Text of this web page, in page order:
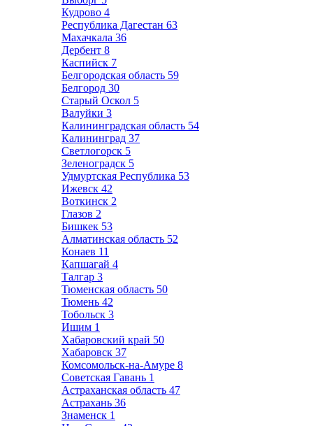
Кудрово 4
Республика Дагестан 63
Махачкала 36
Дербент 8
Каспийск 7
Белгородская область 59
Белгород 30
Старый Оскол 5
Валуйки 3
Калининградская область 54
Калининград 37
Светлогорск 5
Зеленоградск 5
Удмуртская Республика 53
Ижевск 42
Воткинск 2
Глазов 2
Бишкек 53
Алматинская область 52
Конаев 11
Капшагай 4
Талгар 3
Тюменская область 50
Тюмень 42
Тобольск 3
Ишим 1
Хабаровский край 50
Хабаровск 37
Комсомольск-на-Амуре 8
Советская Гавань 1
Астраханская область 47
Астрахань 36
Знаменск 1